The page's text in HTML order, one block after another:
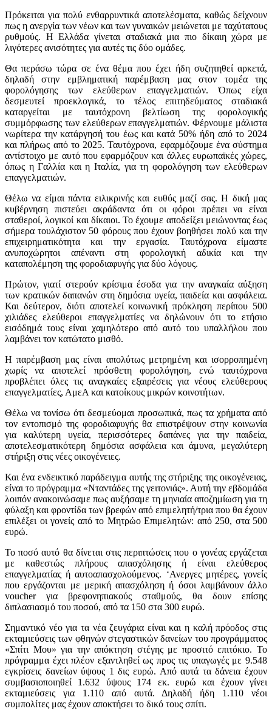
Πρόκειται για πολύ ενθαρρυντικά αποτελέσματα, καθώς δείχνουν
πως η ανεργία των νέων και των γυναικών μειώνεται με ταχύτατους
ρυθμούς. Η Ελλάδα γίνεται σταδιακά μια πιο δίκαιη χώρα με
λιγότερες ανισότητες για αυτές τις δύο ομάδες.
Θα περάσω τώρα σε ένα θέμα που έχει ήδη συζητηθεί αρκετά,
δηλαδή στην εμβληματική παρέμβαση μας στον τομέα της
φορολόγησης των ελεύθερων επαγγελματιών. Όπως είχα
δεσμευτεί προεκλογικά, το τέλος επιτηδεύματος σταδιακά
καταργείται με ταυτόχρονη βελτίωση της φορολογικής
συμμόρφωσης των ελεύθερων επαγγελματιών. Φέρνουμε μάλιστα
νωρίτερα την κατάργησή του έως και κατά 50% ήδη από το 2024
και πλήρως από το 2025. Ταυτόχρονα, εφαρμόζουμε ένα σύστημα
αντίστοιχο με αυτό που εφαρμόζουν και άλλες ευρωπαϊκές χώρες,
όπως η Γαλλία και η Ιταλία, για τη φορολόγηση των ελεύθερων
επαγγελματιών.
Θέλω να είμαι πάντα ειλικρινής και ευθύς μαζί σας. Η δική μας
κυβέρνηση πιστεύει ακράδαντα ότι οι φόροι πρέπει να είναι
σταθεροί, λογικοί και δίκαιοι. Το έχουμε αποδείξει μειώνοντας έως
σήμερα τουλάχιστον 50 φόρους που έχουν βοηθήσει πολύ και την
επιχειρηματικότητα και την εργασία. Ταυτόχρονα είμαστε
ανυποχώρητοι απέναντι στη φορολογική αδικία και την
καταπολέμηση της φοροδιαφυγής για δύο λόγους.
Πρώτον, γιατί στερούν κρίσιμα έσοδα για την αναγκαία αύξηση
των κρατικών δαπανών στη δημόσια υγεία, παιδεία και ασφάλεια.
Και δεύτερον, διότι αποτελεί κοινωνική πρόκληση περίπου 500
χιλιάδες ελεύθεροι επαγγελματίες να δηλώνουν ότι το ετήσιο
εισόδημά τους είναι χαμηλότερο από αυτό του υπαλλήλου που
λαμβάνει τον κατώτατο μισθό.
Η παρέμβαση μας είναι απολύτως μετρημένη και ισορροπημένη
χωρίς να αποτελεί πρόσθετη φορολόγηση, ενώ ταυτόχρονα
προβλέπει όλες τις αναγκαίες εξαιρέσεις για νέους ελεύθερους
επαγγελματίες, ΑμεΑ και κατοίκους μικρών κοινοτήτων.
Θέλω να τονίσω ότι δεσμεύομαι προσωπικά, πως τα χρήματα από
τον εντοπισμό της φοροδιαφυγής θα επιστρέψουν στην κοινωνία
για καλύτερη υγεία, περισσότερες δαπάνες για την παιδεία,
αποτελεσματικότερη δημόσια ασφάλεια και άμυνα, μεγαλύτερη
στήριξη στις νέες οικογένειες.
Και ένα ενδεικτικό παράδειγμα αυτής της στήριξης της οικογένειας,
είναι το πρόγραμμα «Νταντάδες της γειτονιάς». Αυτή την εβδομάδα
λοιπόν ανακοινώσαμε πως αυξήσαμε τη μηνιαία αποζημίωση για τη
φύλαξη και φροντίδα των βρεφών από επιμελητή/τρια που θα έχουν
επιλέξει οι γονείς από το Μητρώο Επιμελητών: από 250, στα 500
ευρώ.
Το ποσό αυτό θα δίνεται στις περιπτώσεις που ο γονέας εργάζεται
με καθεστώς πλήρους απασχόλησης ή είναι ελεύθερος
επαγγελματίας ή αυτοαπασχολούμενος. ‘Ανεργες μητέρες, γονείς
που εργάζονται με μερική απασχόληση ή όσοι λαμβάνουν άλλο
voucher για βρεφονηπιακούς σταθμούς, θα δουν επίσης
διπλασιασμό του ποσού, από τα 150 στα 300 ευρώ.
Σημαντικό νέο για τα νέα ζευγάρια είναι και η καλή πρόοδος στις
εκταμιεύσεις των φθηνών στεγαστικών δανείων του προγράμματος
«Σπίτι Μου» για την απόκτηση στέγης με προσιτό επιτόκιο. Το
πρόγραμμα έχει πλέον εξαντληθεί ως προς τις υπαγωγές με 9.548
εγκρίσεις δανείων ύψους 1 δις ευρώ. Από αυτά τα δάνεια έχουν
συμβασιοποιηθεί 1.632 ύψους 174 εκ. ευρώ και έχουν γίνει
εκταμιεύσεις για 1.110 από αυτά. Δηλαδή ήδη 1.110 νέοι
συμπολίτες μας έχουν αποκτήσει το δικό τους σπίτι.